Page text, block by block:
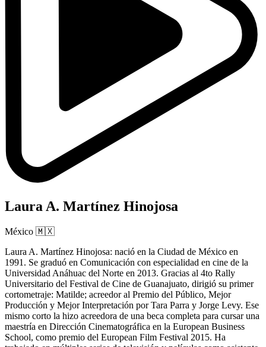
Laura A. Martínez Hinojosa
México 🇲🇽
Laura A. Martínez Hinojosa: nació en la Ciudad de México en
1991. Se graduó en Comunicación con especialidad en cine de la
Universidad Anáhuac del Norte en 2013. Gracias al 4to Rally
Universitario del Festival de Cine de Guanajuato, dirigió su primer
cortometraje: Matilde; acreedor al Premio del Público, Mejor
Producción y Mejor Interpretación por Tara Parra y Jorge Levy. Ese
mismo corto la hizo acreedora de una beca completa para cursar una
maestría en Dirección Cinematográfica en la European Business
School, como premio del European Film Festival 2015. Ha